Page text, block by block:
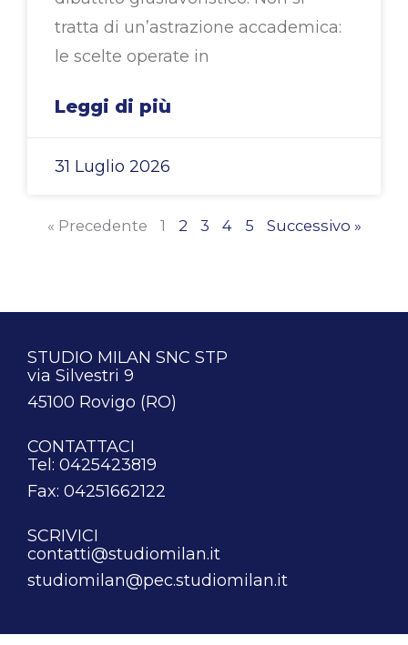
tratta di un’astrazione accademica:
le scelte operate in
Leggi di più
31 Luglio 2026
« Precedente 1 2 3 4 5 Successivo »
STUDIO MILAN SNC STP
via Silvestri 9
45100 Rovigo (RO)
CONTATTACI
Tel: 0425423819
Fax: 04251662122
SCRIVICI
contatti@studiomilan.it
studiomilan@pec.studiomilan.it